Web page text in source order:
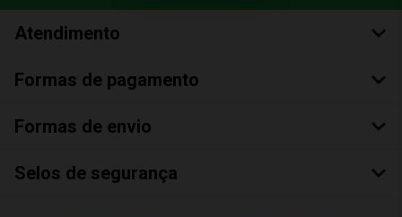
Atendimento
Formas de pagamento
Formas de envio
Selos de segurança